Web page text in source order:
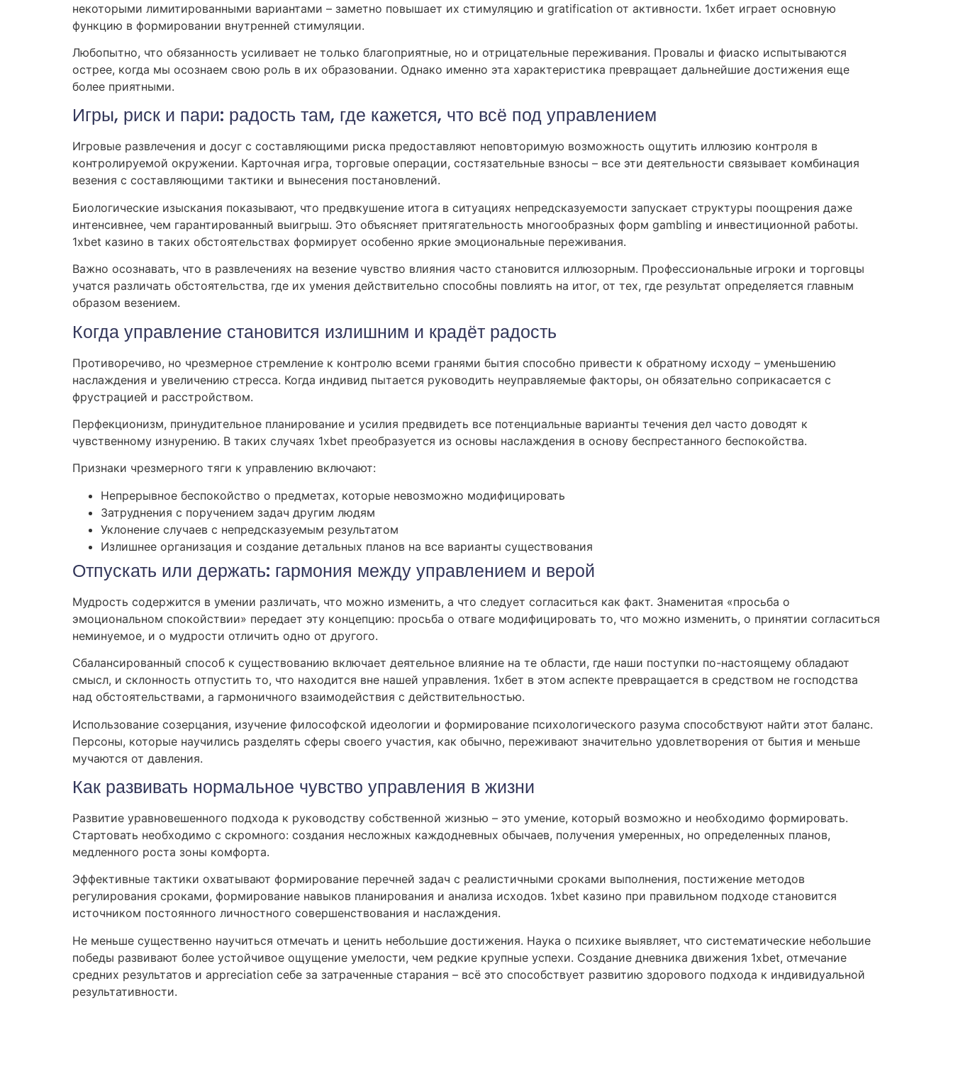
некоторыми лимитированными вариантами – заметно повышает их стимуляцию и gratification от активности. 1хбет играет основную
функцию в формировании внутренней стимуляции.
Любопытно, что обязанность усиливает не только благоприятные, но и отрицательные переживания. Провалы и фиаско испытываются
острее, когда мы осознаем свою роль в их образовании. Однако именно эта характеристика превращает дальнейшие достижения еще
более приятными.
Игры, риск и пари: радость там, где кажется, что всё под управлением
Игровые развлечения и досуг с составляющими риска предоставляют неповторимую возможность ощутить иллюзию контроля в
контролируемой окружении. Карточная игра, торговые операции, состязательные взносы – все эти деятельности связывает комбинация
везения с составляющими тактики и вынесения постановлений.
Биологические изыскания показывают, что предвкушение итога в ситуациях непредсказуемости запускает структуры поощрения даже
интенсивнее, чем гарантированный выигрыш. Это объясняет притягательность многообразных форм gambling и инвестиционной работы.
1xbet казино в таких обстоятельствах формирует особенно яркие эмоциональные переживания.
Важно осознавать, что в развлечениях на везение чувство влияния часто становится иллюзорным. Профессиональные игроки и торговцы
учатся различать обстоятельства, где их умения действительно способны повлиять на итог, от тех, где результат определяется главным
образом везением.
Когда управление становится излишним и крадёт радость
Противоречиво, но чрезмерное стремление к контролю всеми гранями бытия способно привести к обратному исходу – уменьшению
наслаждения и увеличению стресса. Когда индивид пытается руководить неуправляемые факторы, он обязательно соприкасается с
фрустрацией и расстройством.
Перфекционизм, принудительное планирование и усилия предвидеть все потенциальные варианты течения дел часто доводят к
чувственному изнурению. В таких случаях 1xbet преобразуется из основы наслаждения в основу беспрестанного беспокойства.
Признаки чрезмерного тяги к управлению включают:
Непрерывное беспокойство о предметах, которые невозможно модифицировать
Затруднения с поручением задач другим людям
Уклонение случаев с непредсказуемым результатом
Излишнее организация и создание детальных планов на все варианты существования
Отпускать или держать: гармония между управлением и верой
Мудрость содержится в умении различать, что можно изменить, а что следует согласиться как факт. Знаменитая «просьба о
эмоциональном спокойствии» передает эту концепцию: просьба о отваге модифицировать то, что можно изменить, о принятии согласиться
неминуемое, и о мудрости отличить одно от другого.
Сбалансированный способ к существованию включает деятельное влияние на те области, где наши поступки по-настоящему обладают
смысл, и склонность отпустить то, что находится вне нашей управления. 1хбет в этом аспекте превращается в средством не господства
над обстоятельствами, а гармоничного взаимодействия с действительностью.
Использование созерцания, изучение философской идеологии и формирование психологического разума способствуют найти этот баланс.
Персоны, которые научились разделять сферы своего участия, как обычно, переживают значительно удовлетворения от бытия и меньше
мучаются от давления.
Как развивать нормальное чувство управления в жизни
Развитие уравновешенного подхода к руководству собственной жизнью – это умение, который возможно и необходимо формировать.
Стартовать необходимо с скромного: создания несложных каждодневных обычаев, получения умеренных, но определенных планов,
медленного роста зоны комфорта.
Эффективные тактики охватывают формирование перечней задач с реалистичными сроками выполнения, постижение методов
регулирования сроками, формирование навыков планирования и анализа исходов. 1xbet казино при правильном подходе становится
источником постоянного личностного совершенствования и наслаждения.
Не меньше существенно научиться отмечать и ценить небольшие достижения. Наука о психике выявляет, что систематические небольшие
победы развивают более устойчивое ощущение умелости, чем редкие крупные успехи. Создание дневника движения 1xbet, отмечание
средних результатов и appreciation себе за затраченные старания – всё это способствует развитию здорового подхода к индивидуальной
результативности.